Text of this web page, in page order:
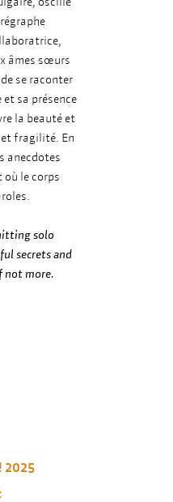
âmes sœurs
se raconter
sa présence
la beauté et
fragilité. En
anecdotes
où le corps
solo
secrets and
not more.
2025